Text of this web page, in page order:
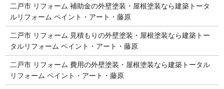
二戸市 リフォーム 補助金の外壁塗装・屋根塗装なら建築トータ
ルリフォーム ペイント・アート・藤原
二戸市 リフォーム 見積もりの外壁塗装・屋根塗装なら建築トー
タルリフォーム ペイント・アート・藤原
二戸市 リフォーム 費用の外壁塗装・屋根塗装なら建築トータル
リフォーム ペイント・アート・藤原